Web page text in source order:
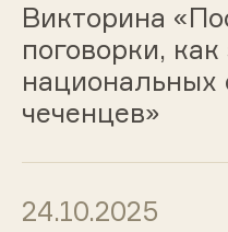
Викторина
поговорки,
национальных
чеченцев»
24.10.2025